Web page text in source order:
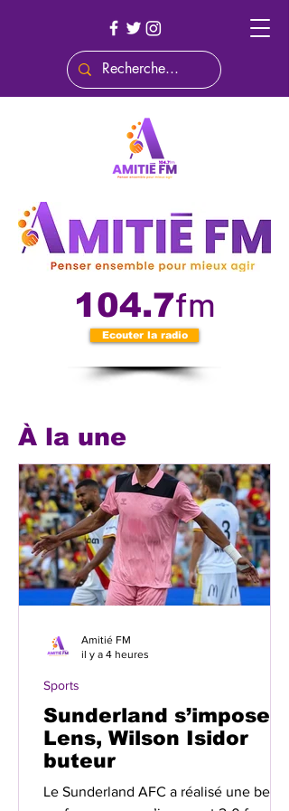
104.7fm
Ecouter la radio
À la une
Sunderland s’impose à
Lens, Wilson Isidor
buteur
Le Sunderland AFC a réalisé une belle
Sports
Amitié FM
il y a 4 heures